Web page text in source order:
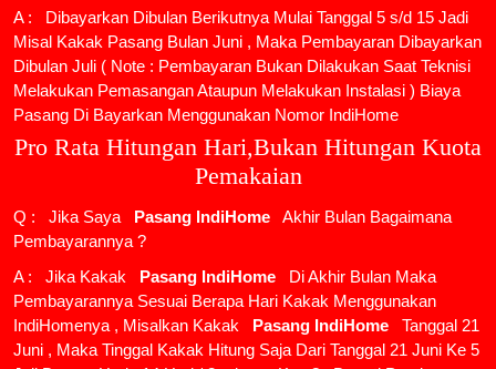
A : Dibayarkan Dibulan Berikutnya Mulai Tanggal 5 s/d 15 Jadi
Misal Kakak Pasang Bulan Juni , Maka Pembayaran Dibayarkan
Dibulan Juli ( Note : Pembayaran Bukan Dilakukan Saat Teknisi
Melakukan Pemasangan Ataupun Melakukan Instalasi ) Biaya
Pasang Di Bayarkan Menggunakan Nomor IndiHome
Pro Rata Hitungan Hari,Bukan Hitungan Kuota
Pemakaian
Q : Jika Saya Pasang IndiHome
Akhir Bulan Bagaimana
Pembayarannya ?
A : Jika Kakak
Pasang IndiHome
Di Akhir Bulan Maka
Pembayarannya Sesuai Berapa Hari Kakak Menggunakan
IndiHomenya , Misalkan Kakak
Pasang IndiHome
Tanggal 21
Juni , Maka Tinggal Kakak Hitung Saja Dari Tanggal 21 Juni Ke 5